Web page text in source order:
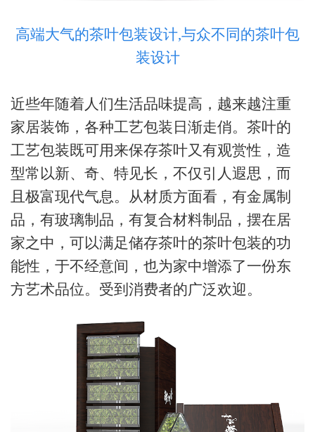
高端大气的茶叶包装设计,与众不同的茶叶包
装设计
近些年随着 人们生活品味提高，越来越注重
家居装饰，各种工艺包装日渐走俏。茶叶的
工艺包装既可用来保存茶叶又有观赏性，造
型常以新、奇、特见长，不仅引人遐思，而
且极富现代气息。从材质方面看，有金属制
品，有玻璃制品，有复合材料制品，摆在居
家之中， 可以满足储存茶叶的茶叶包装的功
能性， 于不经意间 ， 也为家中增添了一份东
方艺术品位。受到消费者的广泛欢迎。